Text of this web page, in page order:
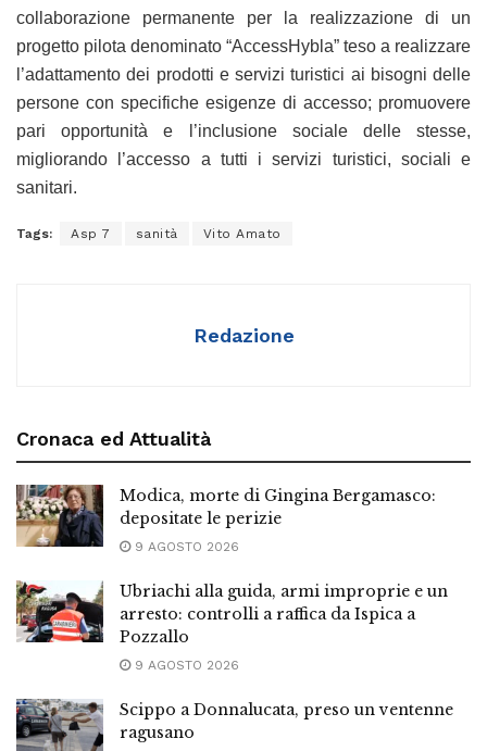
collaborazione permanente per la realizzazione di un
progetto pilota denominato “AccessHybla” teso a realizzare
l’adattamento dei prodotti e servizi turistici ai bisogni delle
persone con specifiche esigenze di accesso; promuovere
pari opportunità e l’inclusione sociale delle stesse,
migliorando l’accesso a tutti i servizi turistici, sociali e
sanitari.
Tags: Asp 7 sanità Vito Amato
Redazione
Cronaca ed Attualità
Modica, morte di Gingina Bergamasco:
depositate le perizie
9 AGOSTO 2026
Ubriachi alla guida, armi improprie e un
arresto: controlli a raffica da Ispica a
Pozzallo
9 AGOSTO 2026
Scippo a Donnalucata, preso un ventenne
ragusano